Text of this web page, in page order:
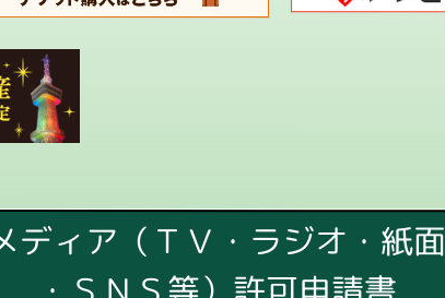
ディア（ＴＶ・ラジオ・紙面